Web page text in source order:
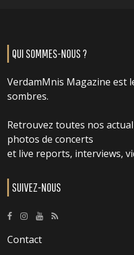
QUI SOMMES-NOUS ?
VerdamMnis Magazine est
sombres.
Retrouvez toutes nos
photos de concerts
et live reports, interviews,
SUIVEZ-NOUS
Contact